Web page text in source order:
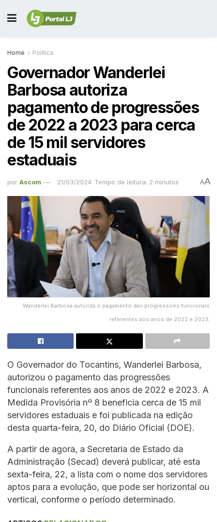
Home Política
Governador Wanderlei
Barbosa autoriza
pagamento de progressões
de 2022 a 2023 para cerca
de 15 mil servidores
estaduais
por Ascom 21/03/2024 Tempo de leitura: 2 minutos AA
Wanderlei Barbosa autoriza o pagamento das progressões funcionais
referentes aos anos de 2022 e 2023;
O Governador do Tocantins, Wanderlei Barbosa,
autorizou o pagamento das progressões
funcionais referentes aos anos de 2022 e 2023. A
Medida Provisória nº 8 beneficia cerca de 15 mil
servidores estaduais e foi publicada na edição
desta quarta-feira, 20, do Diário Oficial (DOE).
A partir de agora, a Secretaria de Estado da
Administração (Secad) deverá publicar, até esta
sexta-feira, 22, a lista com o nome dos servidores
aptos para a evolução, que pode ser horizontal ou
vertical, conforme o período determinado.